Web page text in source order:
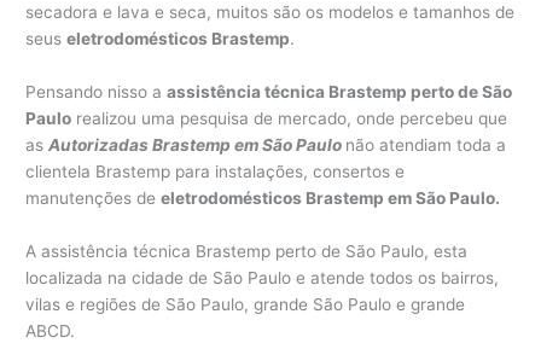
secadora e lava e seca, muitos são os modelos e tamanhos de
seuseletrodomésticos Brastemp.
Pensando nisso aassistência técnica Brastemp perto de São
Paulo realizou uma pesquisa de mercado, onde percebeu que
asAutorizadas Brastemp em São Paulo não atendiam toda a
clientela Brastemp para instalações, consertos e
manutenções deeletrodomésticos Brastemp em São Paulo.
A assistência técnica Brastemp perto de São Paulo, esta
localizada na cidade de São Paulo e atende todos os bairros,
vilas e regiões de São Paulo, grande São Paulo e grande
ABCD.